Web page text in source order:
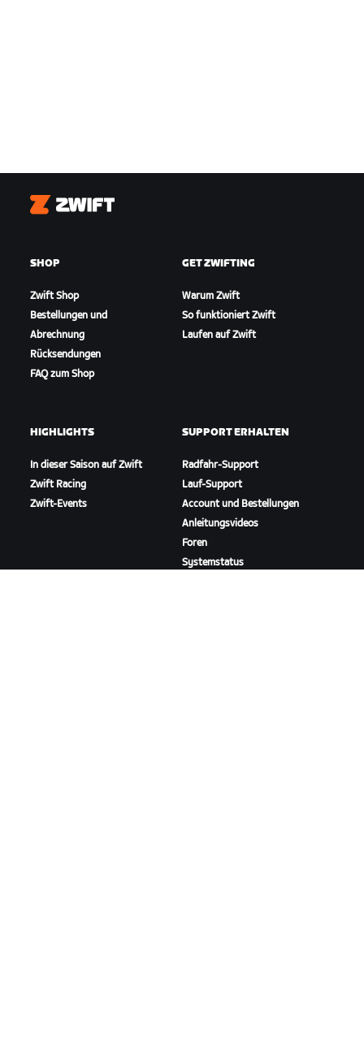
Zwift
SHOP
Zwift Shop
Bestellungen und
Abrechnung
Rücksendungen
FAQ zum Shop
GET ZWIFTING
Warum Zwift
So funktioniert Zwift
Laufen auf Zwift
HIGHLIGHTS
In dieser Saison auf Zwift
Zwift Racing
Zwift-Events
SUPPORT ERHALTEN
Radfahr-Support
Lauf-Support
Account und Bestellungen
Anleitungsvideos
Foren
Systemstatus